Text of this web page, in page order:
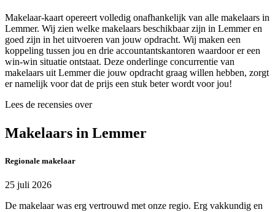
Makelaar-kaart opereert volledig onafhankelijk van alle makelaars in
Lemmer. Wij zien welke makelaars beschikbaar zijn in Lemmer en
goed zijn in het uitvoeren van jouw opdracht. Wij maken een
koppeling tussen jou en drie accountantskantoren waardoor er een
win-win situatie ontstaat. Deze onderlinge concurrentie van
makelaars uit Lemmer die jouw opdracht graag willen hebben, zorgt
er namelijk voor dat de prijs een stuk beter wordt voor jou!
Lees de recensies over
Makelaars in Lemmer
Regionale makelaar
25 juli 2026
De makelaar was erg vertrouwd met onze regio. Erg vakkundig en